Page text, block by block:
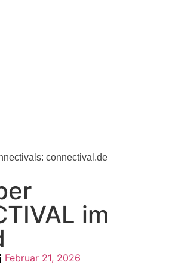
connectival.de
im
Februar 21, 2026